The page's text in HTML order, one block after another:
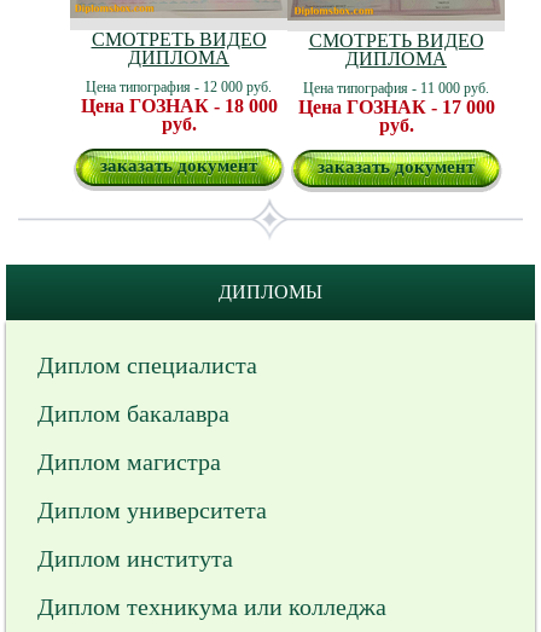
СМОТРЕТЬ ВИДЕО
ДИПЛОМА
Цена типография - 12 000 руб.
Цена ГОЗНАК - 18 000
руб.
заказать документ
СМОТРЕТЬ ВИДЕО
ДИПЛОМА
Цена типография - 11 000 руб.
Цена ГОЗНАК - 17 000
руб.
заказать документ
ДИПЛОМЫ
Диплом специалиста
Диплом бакалавра
Диплом магистра
Диплом университета
Диплом института
Диплом техникума или колледжа